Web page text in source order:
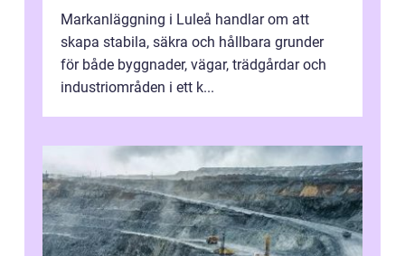
Markanläggning i Luleå handlar om att
skapa stabila, säkra och hållbara grunder
för både byggnader, vägar, trädgårdar och
industriområden i ett k...